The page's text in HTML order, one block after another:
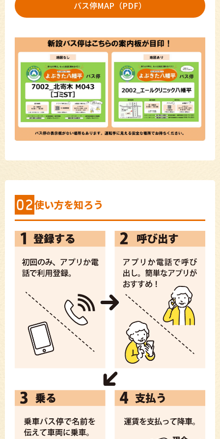
バス停MAP（PDF）
使い方を知ろう